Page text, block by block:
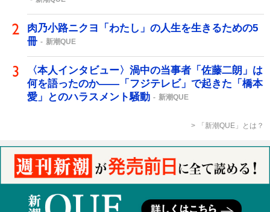
肉乃小路ニクヨ「わたし」の人生を生きるための5
冊
新潮QUE
〈本人インタビュー〉渦中の当事者「佐藤二朗」は
何を語ったのか――「フジテレビ」で起きた「橋本
愛」とのハラスメント騒動
新潮QUE
「新潮QUE」とは？